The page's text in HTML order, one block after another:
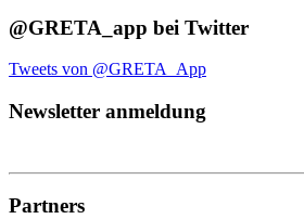
@GRETA_app bei Twitter
Tweets von @GRETA_App
Newsletter anmeldung
Partners